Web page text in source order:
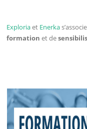
Exploriaet Enerka
formation et de